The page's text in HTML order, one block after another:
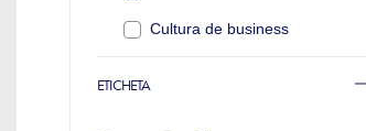
Cultura de business
ETICHETA